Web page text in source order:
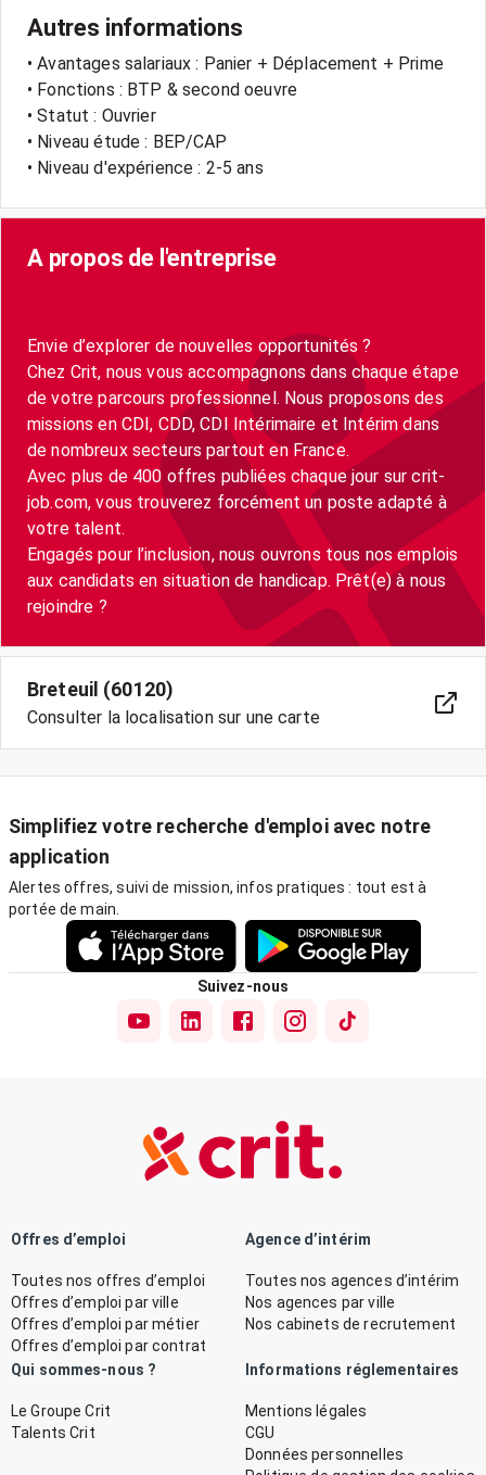
Autres informations
• Avantages salariaux : Panier + Déplacement + Prime
• Fonctions : BTP & second oeuvre
• Statut : Ouvrier
• Niveau étude : BEP/CAP
• Niveau d'expérience : 2-5 ans
A propos de l'entreprise
Envie d’explorer de nouvelles opportunités ?
Chez Crit, nous vous accompagnons dans chaque étape
de votre parcours professionnel. Nous proposons des
missions en CDI, CDD, CDI Intérimaire et Intérim dans
de nombreux secteurs partout en France.
Avec plus de 400 offres publiées chaque jour sur crit-
job.com, vous trouverez forcément un poste adapté à
votre talent.
Engagés pour l’inclusion, nous ouvrons tous nos emplois
aux candidats en situation de handicap. Prêt(e) à nous
Breteuil (60120)
Consulter la localisation sur une carte
Simplifiez votre recherche d'emploi avec notre
application
Alertes offres, suivi de mission, infos pratiques : tout est à
portée de main.
Suivez-nous
Offres d’emploi
Toutes nos offres d’emploi
Offres d’emploi par ville
Offres d’emploi par métier
Offres d’emploi par contrat
Agence d’intérim
Toutes nos agences d’intérim
Nos agences par ville
Nos cabinets de recrutement
Qui sommes-nous ?
Le Groupe Crit
Talents Crit
Informations réglementaires
Mentions légales
CGU
Données personnelles